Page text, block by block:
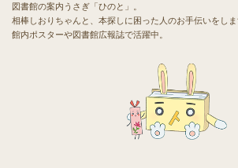
図書館の案内うさぎ「ひのと」。
相棒しおりちゃんと、本探しに困った人のお手伝いをしま
館内ポスターや図書館広報誌で活躍中。